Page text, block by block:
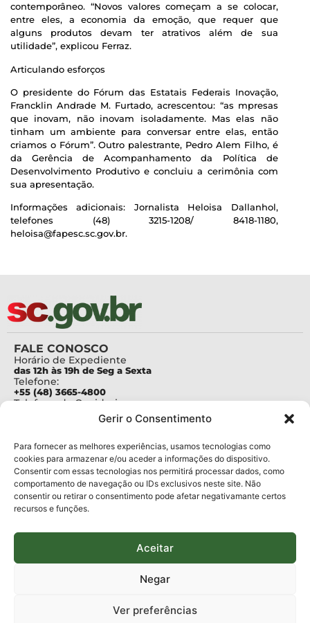
Gerir o Consentimento
Para fornecer as melhores experiências, usamos tecnologias como
cookies para armazenar e/ou aceder a informações do dispositivo.
Consentir com essas tecnologias nos permitirá processar dados, como
comportamento de navegação ou IDs exclusivos neste site. Não
consentir ou retirar o consentimento pode afetar negativamante certos
recursos e funções.
Aceitar
Negar
Ver preferências
contemporâneo. “Novos valores começam a se colocar,
entre eles, a economia da emoção, que requer que
alguns produtos devam ter atrativos além de sua
utilidade”, explicou Ferraz.
Articulando esforços
O presidente do Fórum das Estatais Federais Inovação,
Francklin Andrade M. Furtado, acrescentou: “as mpresas
que inovam, não inovam isoladamente. Mas elas não
tinham um ambiente para conversar entre elas, então
criamos o Fórum”. Outro palestrante, Pedro Alem Filho, é
da Gerência de Acompanhamento da Política de
Desenvolvimento Produtivo e concluiu a cerimônia com
sua apresentação.
Informações adicionais: Jornalista Heloisa Dallanhol,
telefones (48) 3215-1208/ 8418-1180,
heloisa@fapesc.sc.gov.br.
FALE CONOSCO
Horário de Expediente
das 12h às 19h de Seg a Sexta
Telefone:
+55 (48) 3665-4800
Telefone da Ouvidoria
Para assuntos relacionados à Pesquisa
pesquisa@fapesc.sc.gov.br
Para assuntos relacionados à Inovação
inovacao@fapesc.sc.gov.br
Para assuntos relacionados à Bolsas
bolsas@fapesc.sc.gov.br
Para assuntos relacionados à Prestação de Contas
Para assuntos relacionados à Plataforma
plataforma@fapesc.sc.gov.br
Jair Artur da Silva dpo@fapesc.sc.gov.br 3665-4831
km 01, Módulo 12A, Edifício Fapesc / Celta, 5° andar